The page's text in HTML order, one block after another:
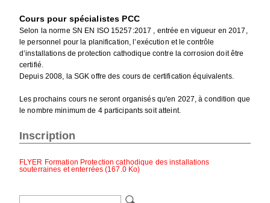
Cours pour spécialistes PCC
Selon la norme SN EN ISO 15257:2017 , entrée en vigueur en 2017,
le personnel pour la planification, l’exécution et le contrôle
d’installations de protection cathodique contre la corrosion doit être
certifié.
Depuis 2008, la SGK offre des cours de certification équivalents.
Les prochains cours ne seront organisés qu'en 2027, à condition que
le nombre minimum de 4 participants soit atteint.
Inscription
FLYER Formation Protection cathodique des installations
souterraines et enterrées (167.0 Ko)
Mots-